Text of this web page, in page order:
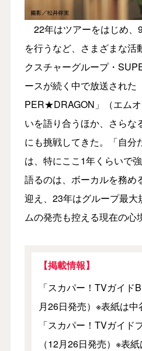
22年はツアーをはじめ、
を行うなど、さまざまな活
クスチャーグループ・
ースが続く中で放送された
PER★DRAGON」（エム
いを語り合うほか、さらな
にも挑戦してきた。「自分
は、特にここ1年くらいで
語るのは、ボーカルを務め
迎え、23年はグループ最
ムの発売も控える現在の心
【掲載情報】
「スカパー！TVガイド
月26日発売）※表紙は
「スカパー！TVガイド
（12月26日発売）※表